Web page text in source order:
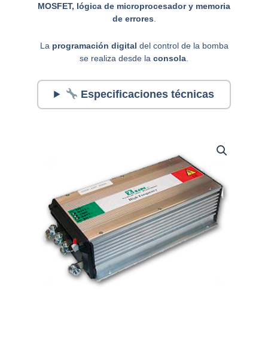
MOSFET, lógica de microprocesador y memoria
de errores
La programación digital del control de la bomba
se realiza desde la consola.
Especificaciones técnicas